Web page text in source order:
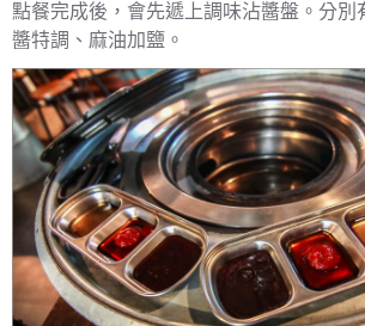
點餐完成後，會先遞上調味沾醬盤。分別
醬特調、麻油加鹽。